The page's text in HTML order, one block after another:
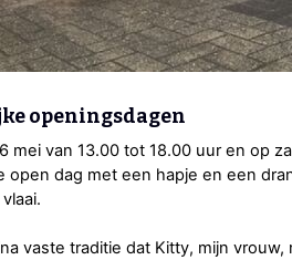
openingsdagen
mei van 13.00 tot 18.00 uur en op
open dag met een hapje en een
vaste traditie dat Kitty, mijn